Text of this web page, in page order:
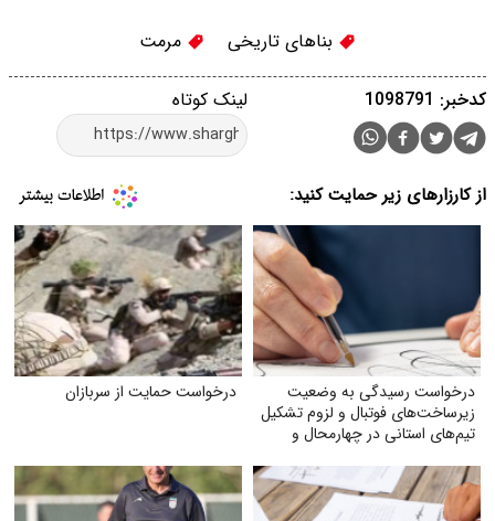
بناهای تاریخی مرمت
لینک کوتاه کدخبر: 1098791
از کارزارهای زیر حمایت کنید:
درخواست رسیدگی به وضعیت
زیرساخت‌های فوتبال و لزوم تشکیل
تیم‌های استانی در چهارمحال و
درخواست حمایت از سربازان